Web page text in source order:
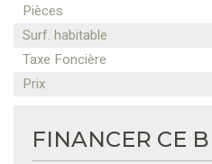
Pièces
Surf. habitable
Taxe Foncière
Prix
FINANCER CE